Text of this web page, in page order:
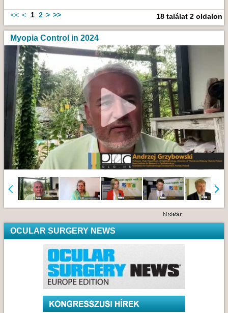
<< < 1 2 > >> 18 találat 2 oldalon
Myopia Control in 2024
OCULAR SURGERY NEWS